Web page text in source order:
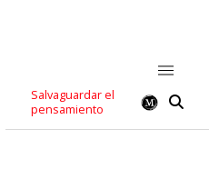
Salvaguardar el
pensamiento